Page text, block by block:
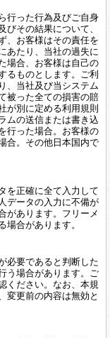
行った行為及びご自身
その結果について、
、お客様はその責任を
あたり、当社の過失に
場合、お客様は自己の
るものとします。ご利
、当社及び当システム
被った全ての損害の賠
が別に定める利用規則
ムの送信または書き込
行った場合。お客様の
合。その他日本国内で
を正確に全て入力して
データの入力に不備が
があります。フリーメ
場合があります。
必要であると判断した
う場合があります。ご
ください。なお、本規
変更前の内容は無効と